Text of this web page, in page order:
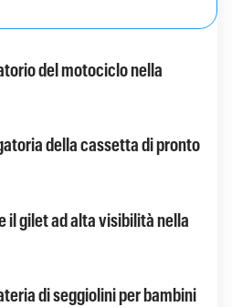
del motociclo nella
della cassetta di pronto
il gilet ad alta visibilità nella
di seggiolini per bambini